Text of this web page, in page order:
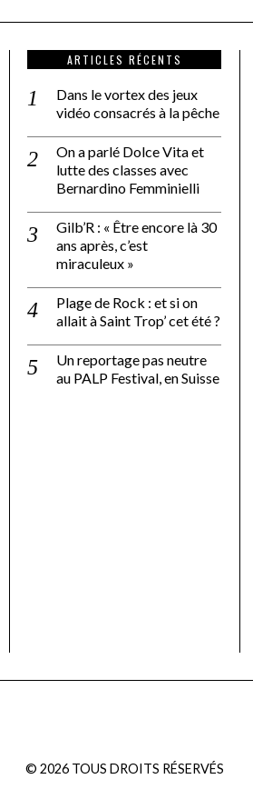
ARTICLES RÉCENTS
Dans le vortex des jeux
vidéo consacrés à la pêche
On a parlé Dolce Vita et
lutte des classes avec
Bernardino Femminielli
Gilb’R : « Être encore là 30
ans après, c’est
miraculeux »
Plage de Rock : et si on
allait à Saint Trop’ cet été ?
Un reportage pas neutre
au PALP Festival, en Suisse
© 2026TOUS DROITS RÉSERVÉS